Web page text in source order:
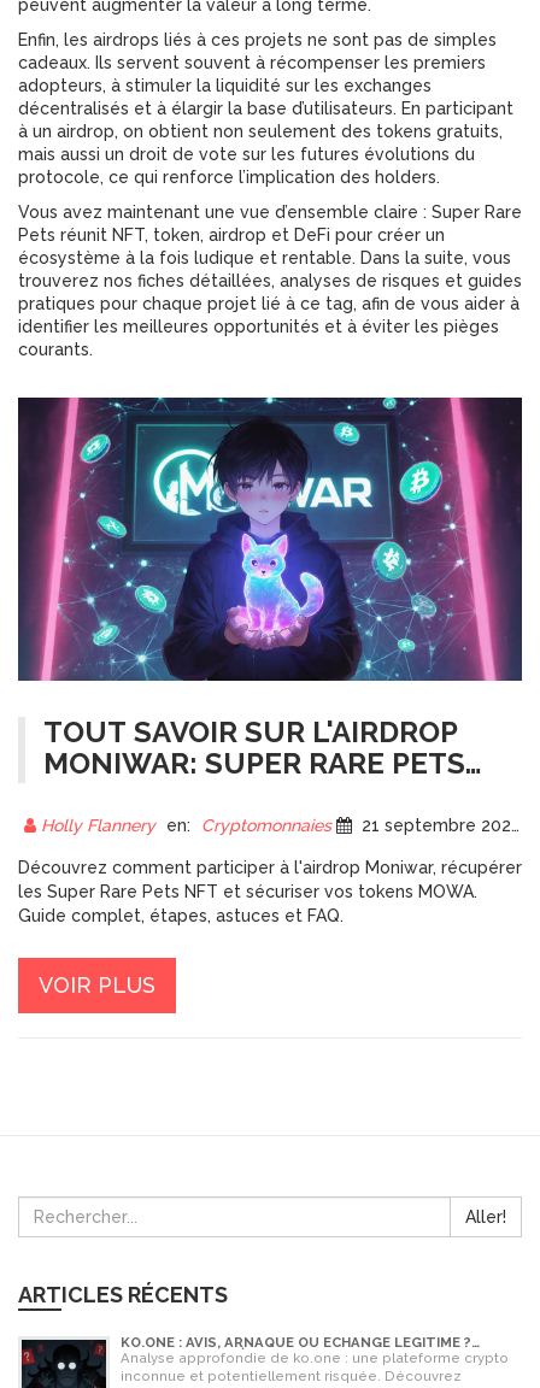
peuvent augmenter la valeur à long terme.
Enfin, les airdrops liés à ces projets ne sont pas de simples
cadeaux. Ils servent souvent à récompenser les premiers
adopteurs, à stimuler la liquidité sur les exchanges
décentralisés et à élargir la base d’utilisateurs. En participant
à un airdrop, on obtient non seulement des tokens gratuits,
mais aussi un droit de vote sur les futures évolutions du
protocole, ce qui renforce l’implication des holders.
Vous avez maintenant une vue d’ensemble claire : Super Rare
Pets réunit NFT, token, airdrop et DeFi pour créer un
écosystème à la fois ludique et rentable. Dans la suite, vous
trouverez nos fiches détaillées, analyses de risques et guides
pratiques pour chaque projet lié à ce tag, afin de vous aider à
identifier les meilleures opportunités et à éviter les pièges
courants.
TOUT SAVOIR SUR L'AIRDROP
MONIWAR: SUPER RARE PETS
Holly Flannery en: Cryptomonnaies 21 septembre 2025
Découvrez comment participer à l'airdrop Moniwar, récupérer
les Super Rare Pets NFT et sécuriser vos tokens MOWA.
Guide complet, étapes, astuces et FAQ.
VOIR PLUS
Aller!
ARTICLES RÉCENTS
KO.ONE : AVIS, ARNAQUE OU ÉCHANGE LÉGITIME ?
ANALYSE COMPLÈTE
Analyse approfondie de ko.one : une plateforme crypto
inconnue et potentiellement risquée. Découvrez